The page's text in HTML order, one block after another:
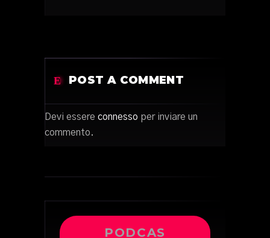
POST A COMMENT
Devi essere connesso per inviare un
commento.
PODCAS